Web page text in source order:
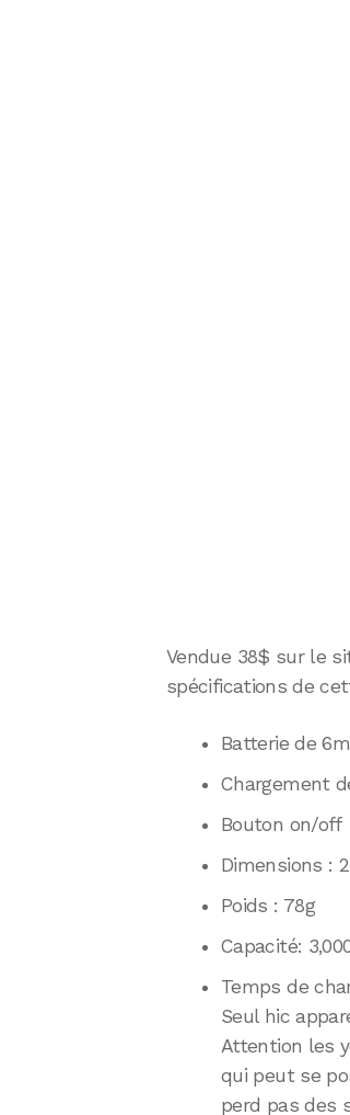
Vendue 38$ sur le
spécifications de
Batterie de
Chargement
Bouton on/off
Dimensions :
Poids : 78g
Capacité:
Temps de
Seul hic
Attention les
qui peut se
perd pas des